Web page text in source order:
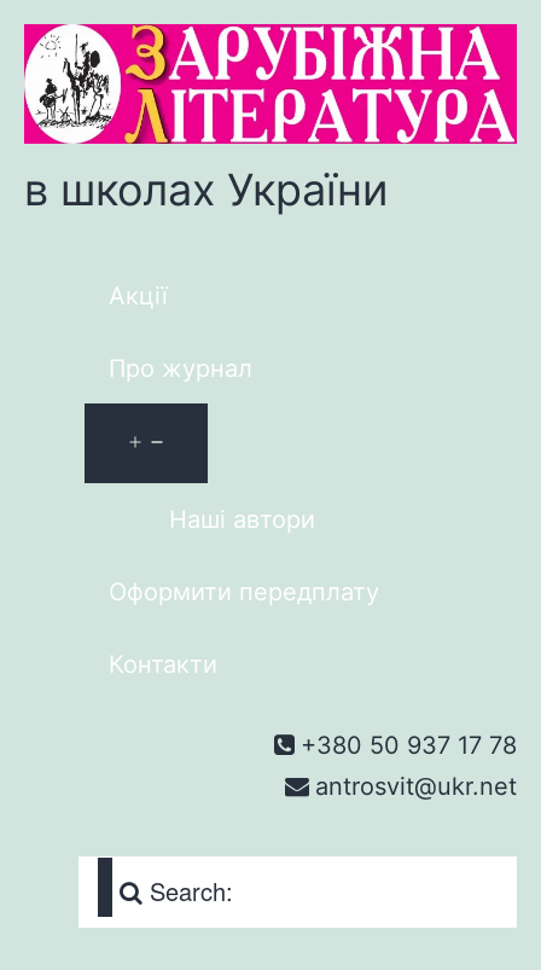
в школах України
Акції
Про журнал
Наші автори
Оформити передплату
Контакти
+380 50 937 17 78
antrosvit@ukr.net
Search: